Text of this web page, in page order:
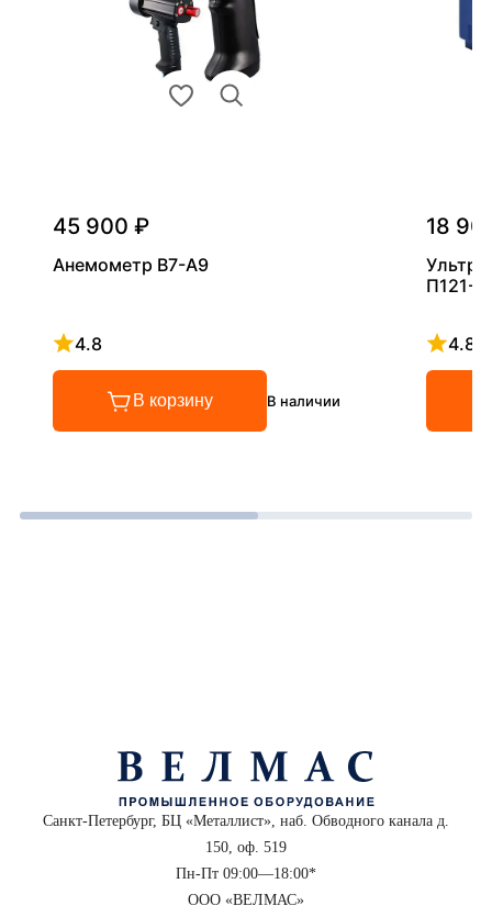
45 900 ₽
Анемометр В7-А9
4.8
Рейтинг 4.8 из 5
В корзину В наличии
18
П121-
4.8
Санкт-Петербург, БЦ «Металлист», наб. Обводного канала д.
150, оф. 519
Пн-Пт 09:00—18:00*
ООО «ВЕЛМАС»